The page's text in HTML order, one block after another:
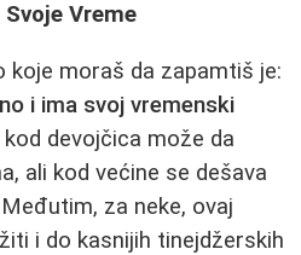
Vreme
koje moraš da zapamtiš je:
i ima svoj vremenski
devojčica može da
ali kod većine se dešava
za neke, ovaj
i do kasnijih tinejdžerskih